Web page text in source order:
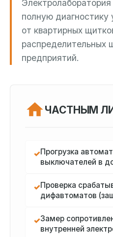
полную диагностику
от квартирных
предприятий.
ЧАСТНЫМ
✓Прогрузка
выключателей в
✓Проверка
дифавтоматов
✓Замер
внутренней